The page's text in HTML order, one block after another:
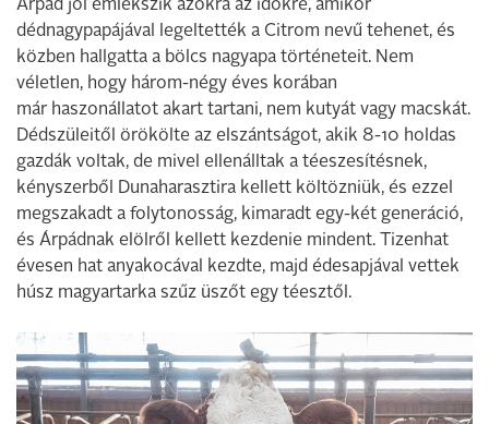
Árpád jól emlékszik azokra az időkre, amikor
dédnagypapájával legeltették a Citrom nevű tehenet, és
közben hallgatta a bölcs nagyapa történeteit. Nem
véletlen, hogy három-négy éves korában
már haszonállatot akart tartani, nem kutyát vagy macskát.
Dédszüleitől örökölte az elszántságot, akik 8-10 holdas
gazdák voltak, de mivel ellenálltak a téeszesítésnek,
kényszerből Dunaharasztira kellett költözniük, és ezzel
megszakadt a folytonosság, kimaradt egy-két generáció,
és Árpádnak elölről kellett kezdenie mindent. Tizenhat
évesen hat anyakocával kezdte, majd édesapjával vettek
húsz magyartarka szűz üszőt egy téesztől.